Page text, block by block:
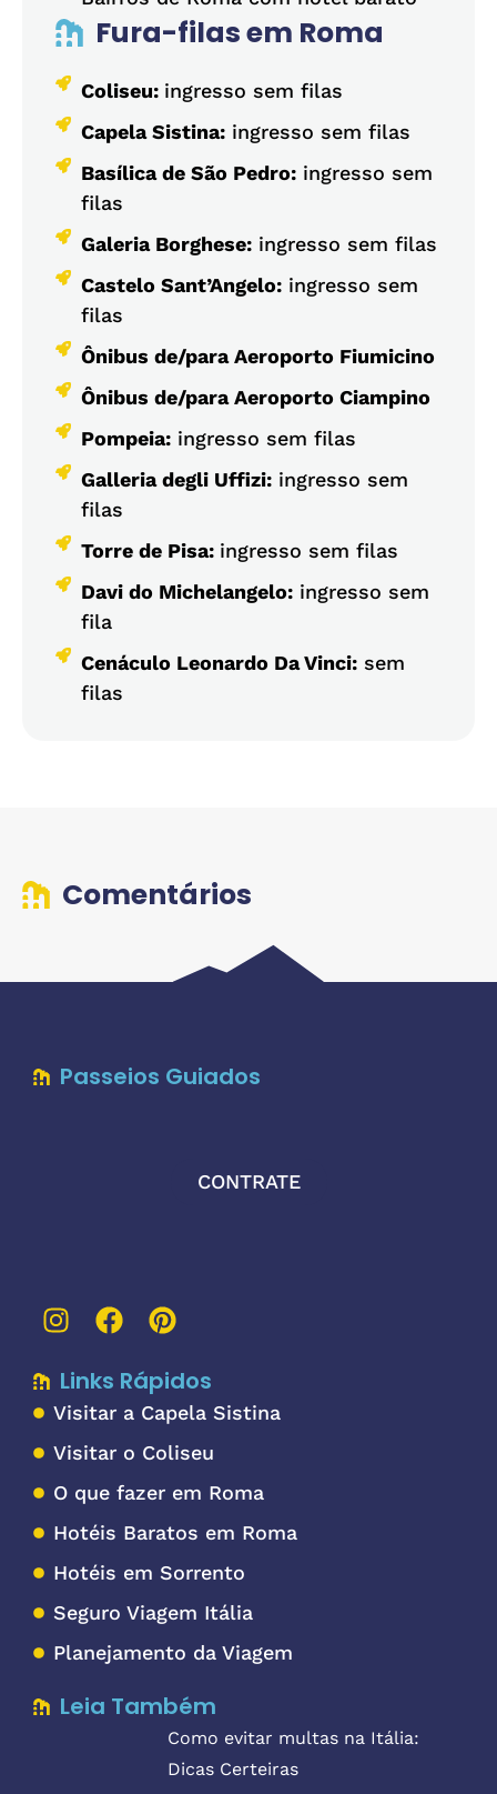
Fura-filas em Roma
Coliseu: ingresso sem filas
Capela Sistina:ingresso sem filas
Basílica de São Pedro:ingresso sem
filas
Galeria Borghese:ingresso sem filas
Castelo Sant’Angelo:ingresso sem
filas
Ônibus de/para Aeroporto Fiumicino
Ônibus de/para Aeroporto Ciampino
Pompeia:ingresso sem filas
Galleria degli Uffizi:ingresso sem
filas
Torre de Pisa: ingresso sem filas
Davi do Michelangelo:ingresso sem
fila
Cenáculo Leonardo Da Vinci:sem
filas
Comentários
Passeios Guiados
CONTRATE
Links Rápidos
Visitar a Capela Sistina
Visitar o Coliseu
O que fazer em Roma
Hotéis Baratos em Roma
Hotéis em Sorrento
Seguro Viagem Itália
Planejamento da Viagem
Leia Também
Como evitar multas na Itália:
Dicas Certeiras